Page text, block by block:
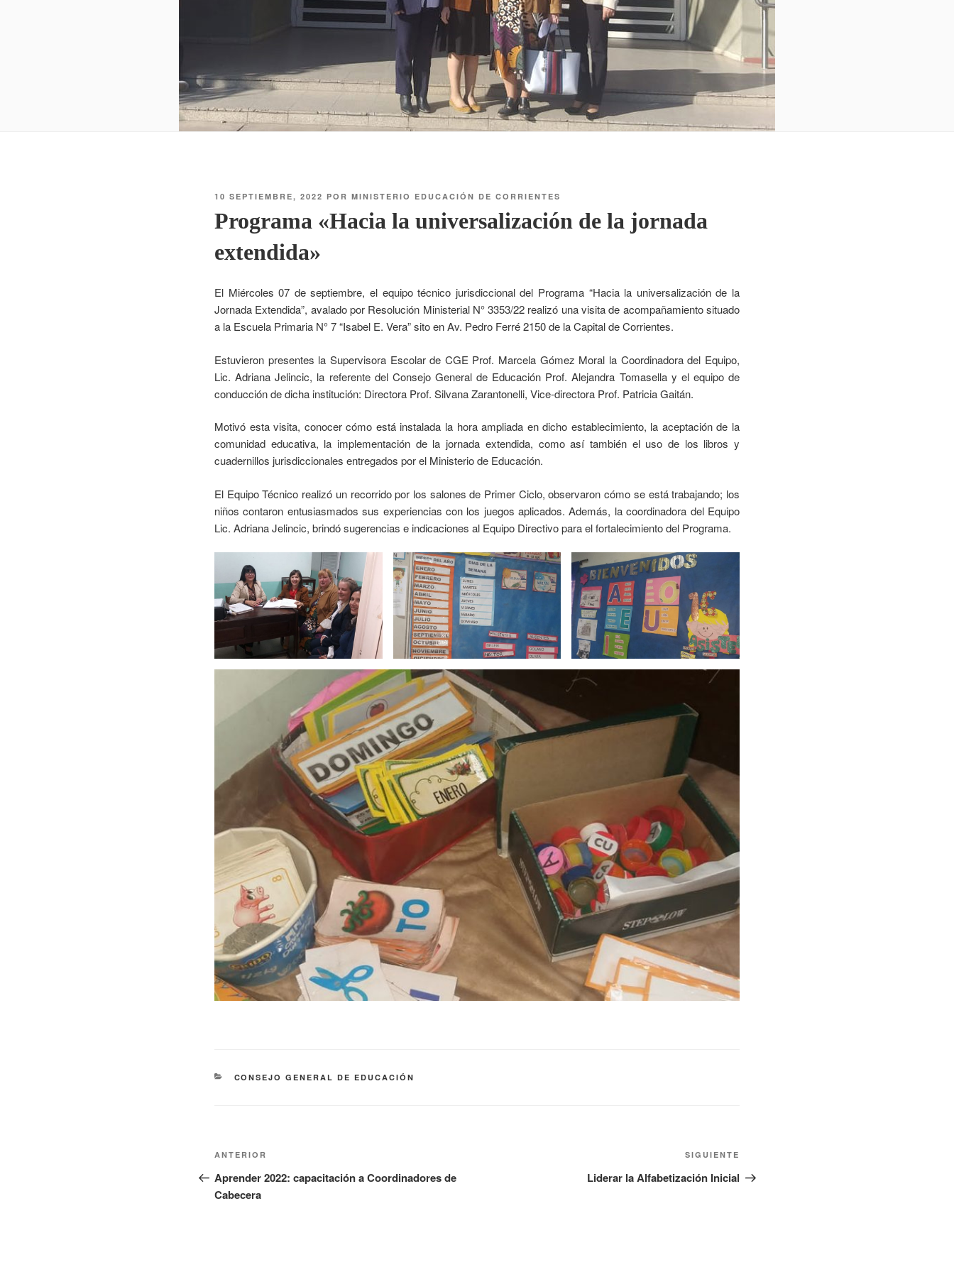
10 SEPTIEMBRE, 2022 POR MINISTERIO EDUCACIÓN DE CORRIENTES
Programa «Hacia la universalización de la jornada
extendida»
El Miércoles 07 de septiembre, el equipo técnico jurisdiccional del Programa “Hacia la universalización de la
Jornada Extendida”, avalado por Resolución Ministerial N° 3353/22 realizó una visita de acompañamiento situado
a la Escuela Primaria N° 7 “Isabel E. Vera” sito en Av. Pedro Ferré 2150 de la Capital de Corrientes.
Estuvieron presentes la Supervisora Escolar de CGE Prof. Marcela Gómez Moral la Coordinadora del Equipo,
Lic. Adriana Jelincic, la referente del Consejo General de Educación Prof. Alejandra Tomasella y el equipo de
conducción de dicha institución: Directora Prof. Silvana Zarantonelli, Vice-directora Prof. Patricia Gaitán.
Motivó esta visita, conocer cómo está instalada la hora ampliada en dicho establecimiento, la aceptación de la
comunidad educativa, la implementación de la jornada extendida, como así también el uso de los libros y
cuadernillos jurisdiccionales entregados por el Ministerio de Educación.
El Equipo Técnico realizó un recorrido por los salones de Primer Ciclo, observaron cómo se está trabajando; los
niños contaron entusiasmados sus experiencias con los juegos aplicados. Además, la coordinadora del Equipo
Lic. Adriana Jelincic, brindó sugerencias e indicaciones al Equipo Directivo para el fortalecimiento del Programa.
CONSEJO GENERAL DE EDUCACIÓN
ANTERIOR
Aprender 2022: capacitación a Coordinadores de
Cabecera
SIGUIENTE
Liderar la Alfabetización Inicial